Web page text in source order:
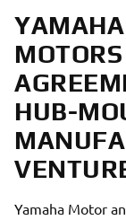
HUB-
Yamaha Motor